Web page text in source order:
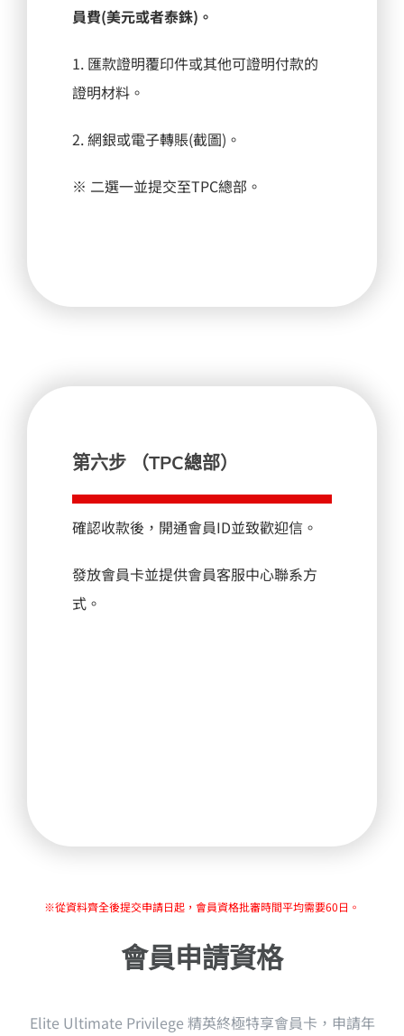
員費(美元或者泰銖)。
1. 匯款證明覆印件或其他可證明付款的
證明材料。
2. 網銀或電子轉賬(截圖)。
※ 二選一並提交至TPC總部。
第六步 （TPC總部）
確認收款後，開通會員ID並致歡迎信。
發放會員卡並提供會員客服中心聯系方
式。
※從資料齊全後提交申請日起，會員資格批審時間平均需要60日。
會員申請資格
Elite Ultimate Privilege 精英終極特享會員卡，申請年